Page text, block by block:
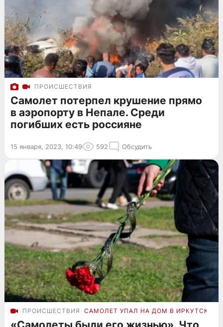
ПРОИСШЕСТВИЯ
Самолет потерпел крушение прямо
в аэропорту в Непале. Среди
погибших есть россияне
15 января, 2023, 10:49 592 Обсудить
ПРОИСШЕСТВИЯ САМОЛЕТ УПАЛ НА ДОМ В ИРКУТСКЕ